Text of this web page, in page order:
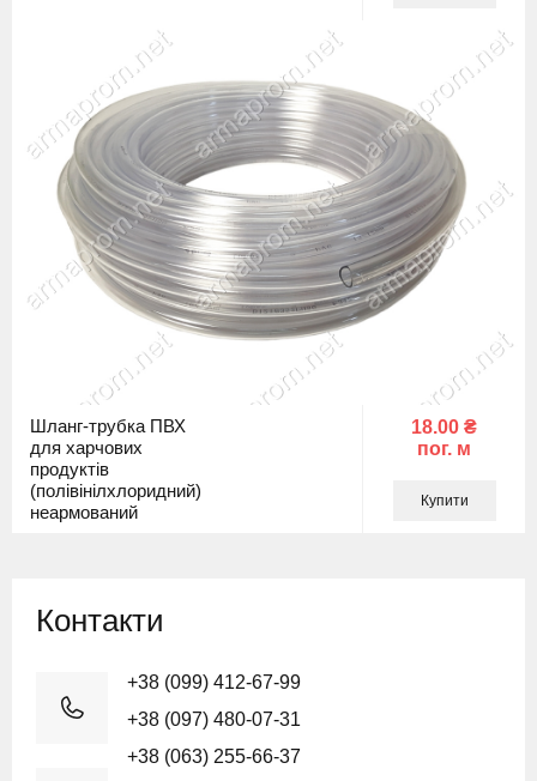
Шланг-трубка ПВХ
для харчових
продуктів
(полівінілхлоридний)
неармований
18.00 ₴
пог. м
Купити
Контакти
+38 (099) 412-67-99
+38 (097) 480-07-31
+38 (063) 255-66-37